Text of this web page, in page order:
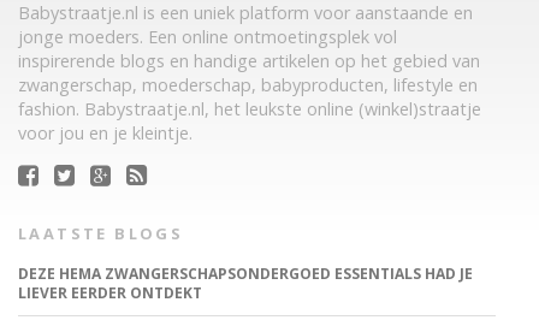
Babystraatje.nl is een uniek platform voor aanstaande en
jonge moeders. Een online ontmoetingsplek vol
inspirerende blogs en handige artikelen op het gebied van
zwangerschap, moederschap, babyproducten, lifestyle en
fashion. Babystraatje.nl, het leukste online (winkel)straatje
voor jou en je kleintje.
LAATSTE BLOGS
DEZE HEMA ZWANGERSCHAPSONDERGOED ESSENTIALS HAD JE
LIEVER EERDER ONTDEKT